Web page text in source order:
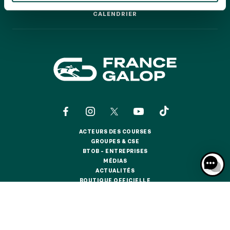
LA GARDEN PARTY - CYGAMES GRAND PRIX DE PARIS -
OFFRES, PASS & ABONNEMENTS
ABONNEMENTS ANNUELS
ABONNEMENTS ANNUELS
CALENDRIER
ACTEURS DES COURSES
ACTEURS DES COURSES
GROUPES & CSE
GROUPES & CSE
BTOB – ENTREPRISES
BTOB – ENTREPRISES
MÉDIAS
MÉDIAS
ACTUALITÉS
ACTUALITÉS
BOUTIQUE OFFICIELLE